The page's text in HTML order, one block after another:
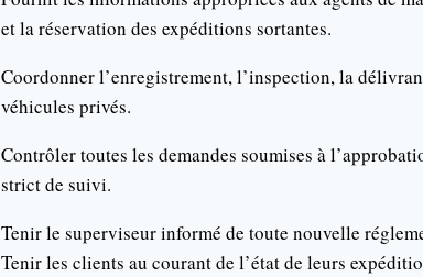
et la réservation des expéditions sortantes.
Coordonner l’enregistrement, l’inspection, la
véhicules privés.
Contrôler toutes les demandes soumises à
strict de suivi.
Tenir le superviseur informé de toute nouvelle
Tenir les clients au courant de l’état de leurs